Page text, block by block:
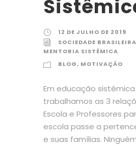
12 DE JULHO DE 2019
SOCIEDADE BRASILEIRA
MENTORIA SISTÊMICA
BLOG, MOTIVAÇÃO
Em educação sistêmica
trabalhamos as 3
Escola e Professores
escola passe a
e suas famílias.